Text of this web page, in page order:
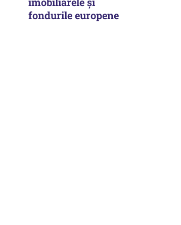
fondurile europene